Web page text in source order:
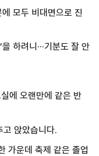
모두 비대면으로 진
하려니···기분도 잘 안
에 오랜만에 같은 반
고 앉았습니다.
가운데 축제 같은 졸업